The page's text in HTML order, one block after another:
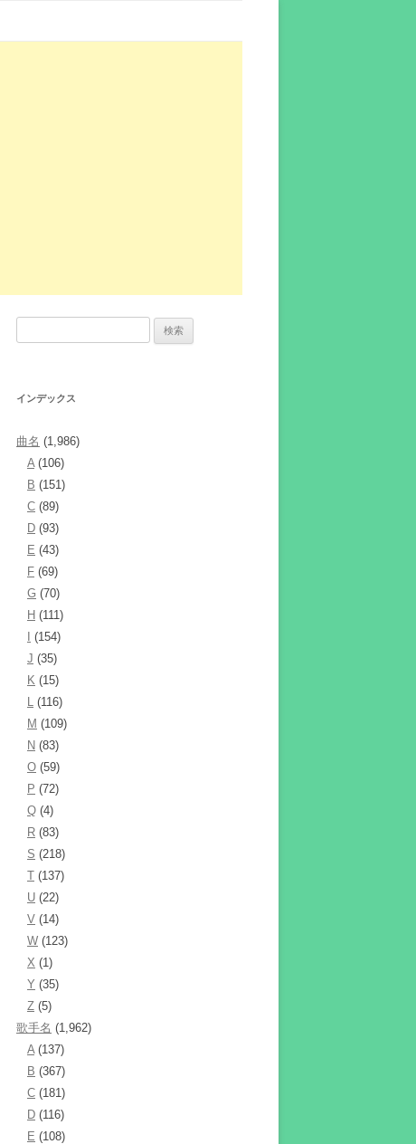
インデックス
曲名 (1,986)
A(106)
B (151)
C (89)
D (93)
E (43)
F (69)
G (70)
H (111)
(154)
J (35)
K (15)
L (116)
M (109)
N (83)
O (59)
P (72)
Q (4)
R (83)
S (218)
T (137)
U (22)
V (14)
W (123)
X (1)
Y (35)
Z (5)
歌手名 (1,962)
A(137)
B (367)
C (181)
D (116)
E (108)